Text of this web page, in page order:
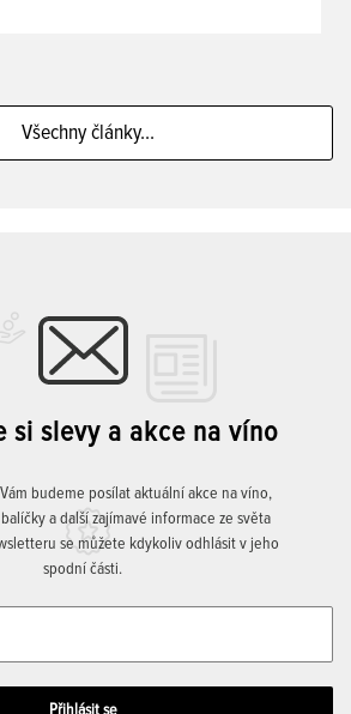
Všechny články...
si slevy a akce na víno
budeme posílat aktuální akce na víno,
a další zajímavé informace ze světa
se můžete kdykoliv odhlásit v jeho
spodní části.